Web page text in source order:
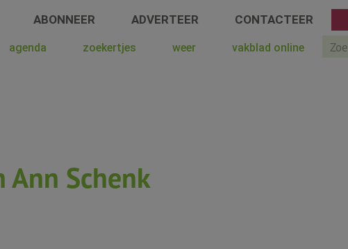
ABONNEER ADVERTEER CONTACTEER
agenda zoekertjes weer vakblad online
Ann Schenk